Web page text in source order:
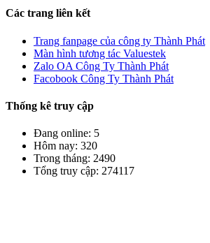
Các trang liên kết
Trang fanpage của công ty Thành Phát
Màn hình tương tác Valuestek
Zalo OA Công Ty Thành Phát
Facobook Công Ty Thành Phát
Thống kê truy cập
Đang online: 5
Hôm nay: 320
Trong tháng: 2490
Tổng truy cập: 274117